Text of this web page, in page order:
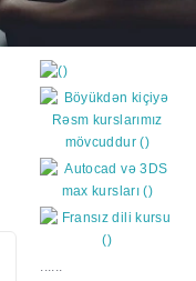
https://wa.me/
......